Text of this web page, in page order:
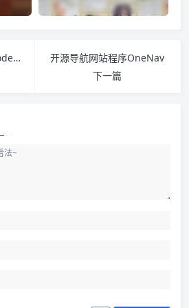
服务器状态探针前端NodeGet主题 – LiDeNodeGetShow
开源导航网站程序OneNav
下一篇